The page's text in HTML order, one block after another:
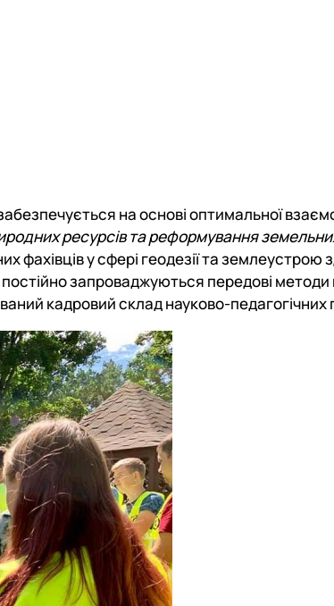
на основі оптимальної
ресурсів та реформування
фахівців у сфері геодезії та
запроваджуються передові
кадровий склад науково-педагогічних